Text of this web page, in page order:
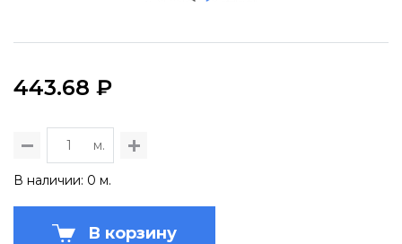
443.68 ₽
м.
В наличии: 0 м.
В корзину